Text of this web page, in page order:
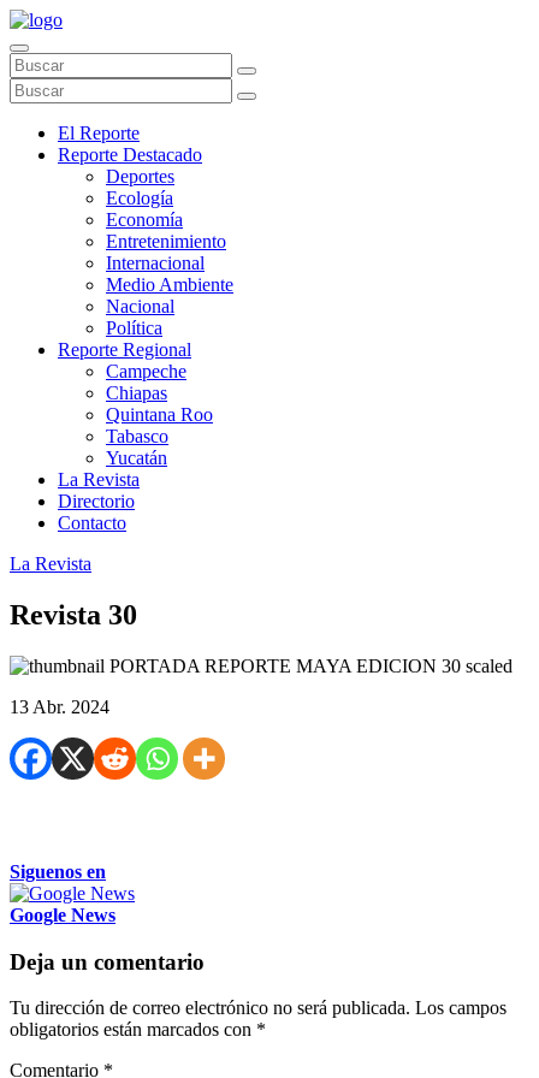
El Reporte
Reporte Destacado
Deportes
Ecología
Economía
Entretenimiento
Internacional
Medio Ambiente
Nacional
Política
Reporte Regional
Campeche
Chiapas
Quintana Roo
Tabasco
Yucatán
La Revista
Directorio
Contacto
La Revista
Revista 30
13 Abr. 2024
Siguenos en
Google News
Deja un comentario
Tu dirección de correo electrónico no será publicada. Los campos
obligatorios están marcados con *
Comentario *